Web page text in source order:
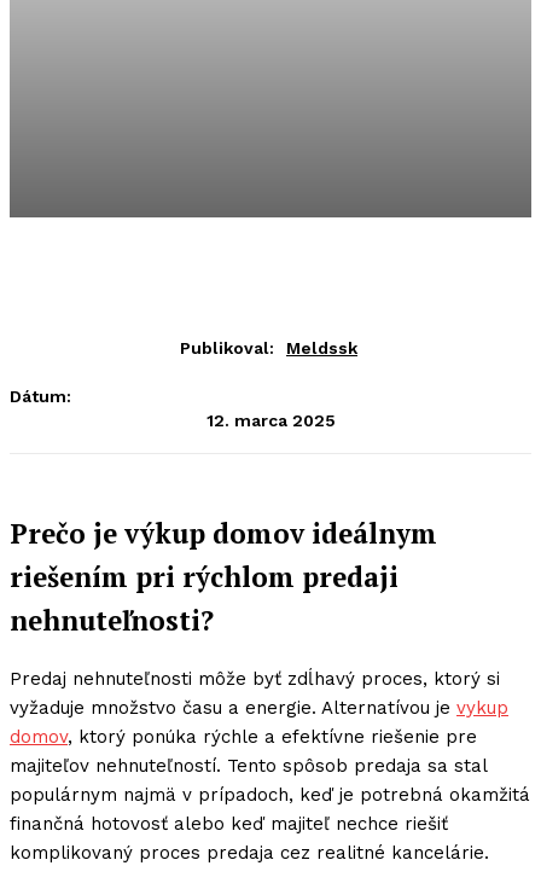
Publikoval: Meldssk
Dátum:
12. marca 2025
Prečo je výkup domov ideálnym
riešením pri rýchlom predaji
nehnuteľnosti?
Predaj nehnuteľnosti môže byť zdĺhavý proces, ktorý si
vyžaduje množstvo času a energie. Alternatívou je vykup
domov, ktorý ponúka rýchle a efektívne riešenie pre
majiteľov nehnuteľností. Tento spôsob predaja sa stal
populárnym najmä v prípadoch, keď je potrebná okamžitá
finančná hotovosť alebo keď majiteľ nechce riešiť
komplikovaný proces predaja cez realitné kancelárie.